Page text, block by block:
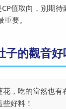
值取向，別期待
要。
的觀音好
，吃的當然也有
好料！